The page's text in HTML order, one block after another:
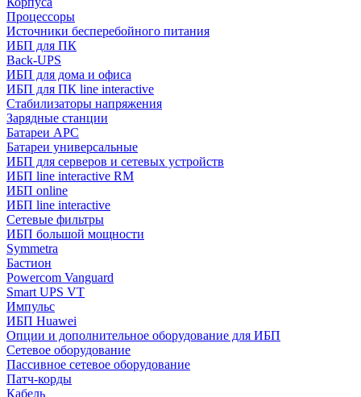
Процессоры
Источники бесперебойного питания
ИБП для ПК
Back-UPS
ИБП для дома и офиса
ИБП для ПК linе interactive
Стабилизаторы напряжения
Зарядные станции
Батареи APC
Батареи универсальные
ИБП для серверов и сетевых устройств
ИБП line interactive RM
ИБП online
ИБП linе interactive
Сетевые фильтры
ИБП большой мощности
Symmetra
Бастион
Powercom Vanguard
Smart UPS VT
Импульс
ИБП Huawei
Опции и дополнительное оборудование для ИБП
Сетевое оборудование
Пассивное сетевое оборудование
Патч-корды
Кабель